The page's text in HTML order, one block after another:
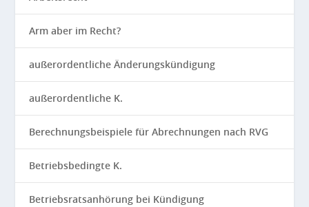
Arm aber im Recht?
außerordentliche Änderungskündigung
außerordentliche K.
Berechnungsbeispiele für Abrechnungen nach RVG
Betriebsbedingte K.
Betriebsratsanhörung bei Kündigung